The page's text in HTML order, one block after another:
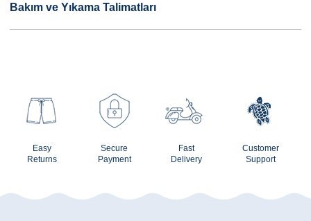
Bakım ve Yıkama Talimatları
Easy
Returns
Secure
Payment
Fast
Delivery
Customer
Support